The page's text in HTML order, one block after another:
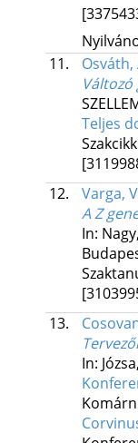
11.
Teljes
12.
Varga,
A Z
In:
13.
In: